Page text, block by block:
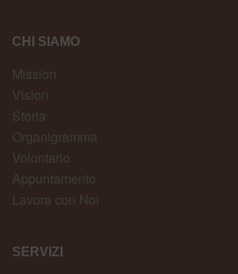
CHI SIAMO
Mission
Vision
Storia
Organigramma
Volontario
Appuntamento
Lavora con Noi
SERVIZI